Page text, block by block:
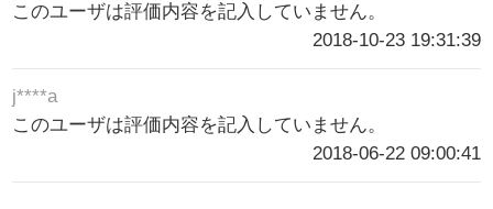
このユーザは評価内容を記入していません。
2018-10-23 19:31:39
j****a
このユーザは評価内容を記入していません。
2018-06-22 09:00:41